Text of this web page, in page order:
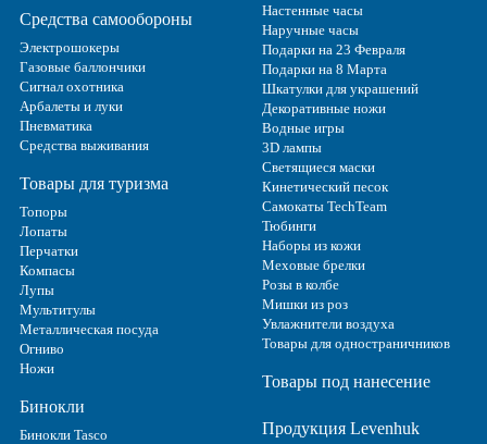
Средства самообороны
Электрошокеры
Газовые баллончики
Сигнал охотника
Арбалеты и луки
Пневматика
Средства выживания
Товары для туризма
Топоры
Лопаты
Перчатки
Компасы
Лупы
Мультитулы
Металлическая посуда
Огниво
Ножи
Бинокли
Бинокли Tasco
Настенные часы
Наручные часы
Подарки на 23 Февраля
Подарки на 8 Марта
Шкатулки для украшений
Декоративные ножи
Водные игры
3D лампы
Светящиеся маски
Кинетический песок
Самокаты TechTeam
Тюбинги
Наборы из кожи
Меховые брелки
Розы в колбе
Мишки из роз
Увлажнители воздуха
Товары для одностраничников
Товары под нанесение
Продукция Levenhuk